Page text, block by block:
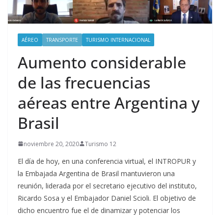
AÉREO TRANSPORTE TURISMO INTERNACIONAL
Aumento considerable
de las frecuencias
aéreas entre Argentina y
Brasil
noviembre 20, 2020 Turismo 12
El día de hoy, en una conferencia virtual, el INTROPUR y
la Embajada Argentina de Brasil mantuvieron una
reunión, liderada por el secretario ejecutivo del instituto,
Ricardo Sosa y el Embajador Daniel Scioli. El objetivo de
dicho encuentro fue el de dinamizar y potenciar los